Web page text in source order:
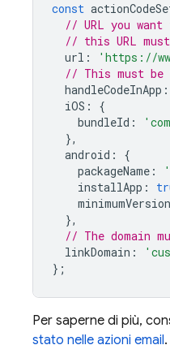
const
// URL you
// this URL
url :
'https://
// This must
handleCodeInApp :
iOS :
{
bundleId :
},
android :
{
packageName :
installApp :
minimumVersion
},
// The domain
linkDomain :
};
Per saperne di più,
stato nelle azioni email.